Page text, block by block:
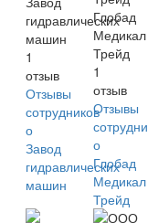
гидравлических
машин
1
отзыв
Отзывы
сотрудников
о
Завод
гидравлических
машин
Глобад
Медикал
Трейд
1
отзыв
Отзывы
о
Глобад
Медикал
Трейд